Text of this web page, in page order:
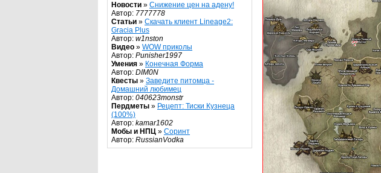
Новости » Снижение цен на адену!
Автор: 7777778
Статьи » Скачать клиент Lineage2:
Gracia Plus
Автор: w1nston
Видео » WOW приколы
Автор: Punisher1997
Умения » Конечная Форма
Автор: DIM0N
Квесты » Заведите питомца -
Домашний любимец
Автор: 040623monstr
Пердметы » Рецепт: Тиски Кузнеца
(100%)
Автор: kamar1602
Мобы и НПЦ » Соринт
Автор: RussianVodka